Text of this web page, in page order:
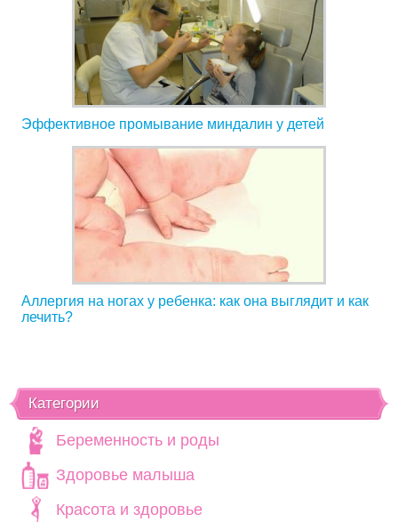
Эффективное промывание миндалин у детей
Аллергия на ногах у ребенка: как она выглядит и как
лечить?
Категории
Беременность и роды
Здоровье малыша
Красота и здоровье